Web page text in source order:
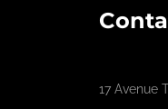
17 Avenue